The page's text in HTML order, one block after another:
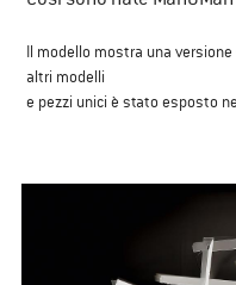
​Il modello mostra una
altri modelli
e pezzi unici è stato esposto